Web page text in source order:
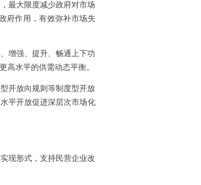
最大限度减少政府对市场
府作用，有效弥补市场失
增强、提升、畅通上下功
高水平的供需动态平衡。
开放向规则等制度型开放
平开放促进深层次市场化
现形式，支持民营企业改